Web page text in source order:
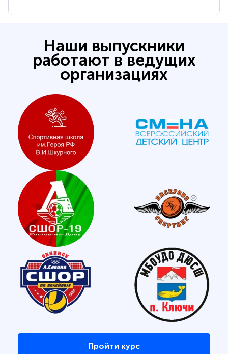
Наши выпускники
работают в ведущих
организациях
Пройти курс